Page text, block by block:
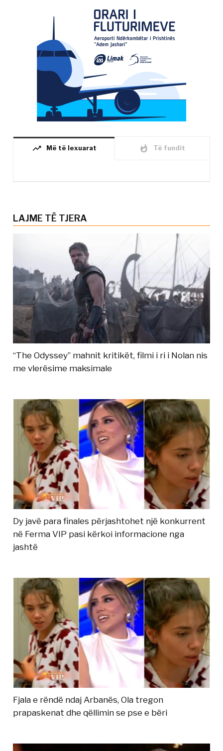
trending_up Më të lexuarat whatshot Të fundit
LAJME TË TJERA
“The Odyssey” mahnit kritikët, filmi i ri i Nolan nis
me vlerësime maksimale
Dy javë para finales përjashtohet një konkurrent
në Ferma VIP pasi kërkoi informacione nga
jashtë
Fjala e rëndë ndaj Arbanës, Ola tregon
prapaskenat dhe qëllimin se pse e bëri